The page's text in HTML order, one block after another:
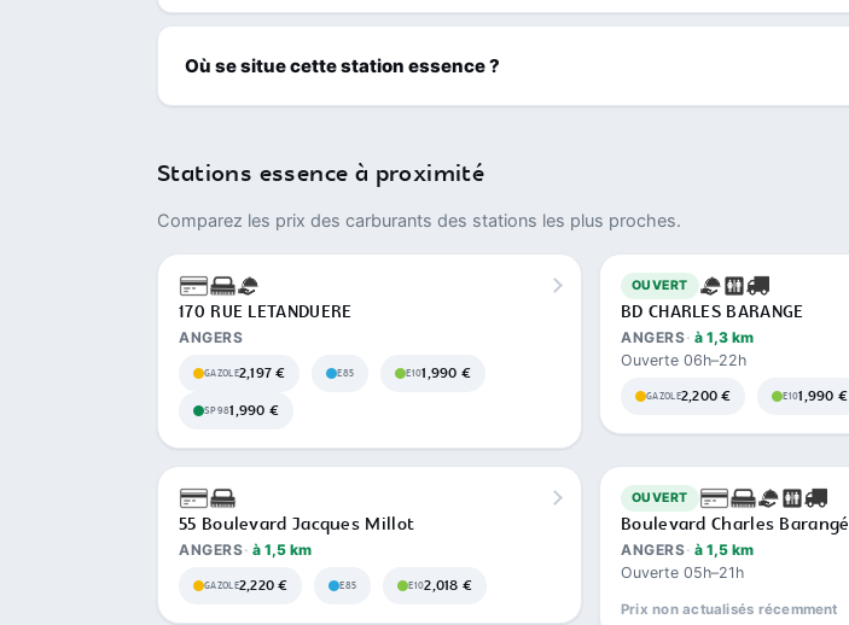
Où se situe cette station essence ?
Stations essence à proximité
Comparez les prix des carburants des stations les plus proches.
170 RUE LETANDUERE
ANGERS
GAZOLE2,197 € E85 E101,990 €
SP981,990 €
OUVERT
BD CHARLES BARANGE
ANGERS à 1,3 km
Ouverte 06h–22h
GAZOLE2,200 € E101,990 €
55 Boulevard Jacques Millot
ANGERS à 1,5 km
GAZOLE2,220 € E85 E102,018 €
OUVERT
Boulevard Charles Barangé
ANGERS à 1,5 km
Ouverte 05h–21h
Prix non actualisés récemment